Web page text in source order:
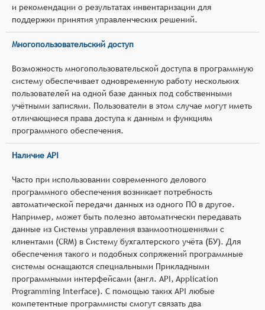
и рекомендации о результатах инвентаризации для
поддержки принятия управленческих решений.
Многопользовательский доступ
Возможность многопользовательской доступа в программную
систему обеспечивает одновременную работу нескольких
пользователей на одной базе данных под собственными
учётными записями. Пользователи в этом случае могут иметь
отличающиеся права доступа к данным и функциям
программного обеспечения.
Наличие API
Часто при использовании современного делового
программного обеспечения возникает потребность
автоматической передачи данных из одного ПО в другое.
Например, может быть полезно автоматически передавать
данные из Системы управления взаимоотношениями с
клиентами (CRM) в Систему бухгалтерского учёта (БУ). Для
обеспечения такого и подобных сопряжений программные
системы оснащаются специальными Прикладными
программными интерфейсами (англ. API, Application
Programming Interface). С помощью таких API любые
компетентные программисты смогут связать два